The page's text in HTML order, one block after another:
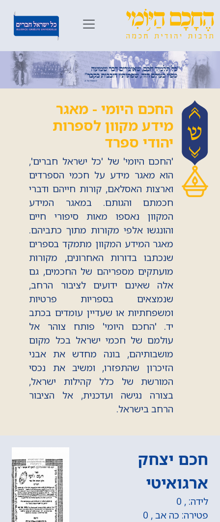
החכם היומי - מאגר
מידע מקוון לספרות
יהודי ספרד
'החכם היומי' של 'כל ישראל חברים',
הוא מאגר מידע על חכמי הספרדים
וארצות האסלאם, קורות חייהם ודברי
חכמתם והגותם. במאגר המידע
המקוון נאספו מאות סיפורי חיים
והונגשו אלפי מקורות מתוך כתביהם.
מאגר המידע המקוון מתמקד בספרים
שנכתבו בדורות האחרונים, מקורות
מועתקים מספריהם של החכמים, גם
אלה שאינם ידועים לציבור הרחב,
שנמצאים בספריות פרטיות
ומשפחתיות או שעדיין עומדים בכתב
יד. 'החכם היומי' פותח צוהר אל
עולמם של חכמי ישראל בכל מקום
מושבותיהם, בונה מחדש את אבני
הזיכרון שהתפזרו, ומשיב את נכסי
המורשת של כלל קהילות ישראל,
בצורה נגישה ועדכנית, אל הציבור
הרחב בישראל.
חכם יצחק
ארגואיטי
לידה: , 0
פטירה: כה אב , 0